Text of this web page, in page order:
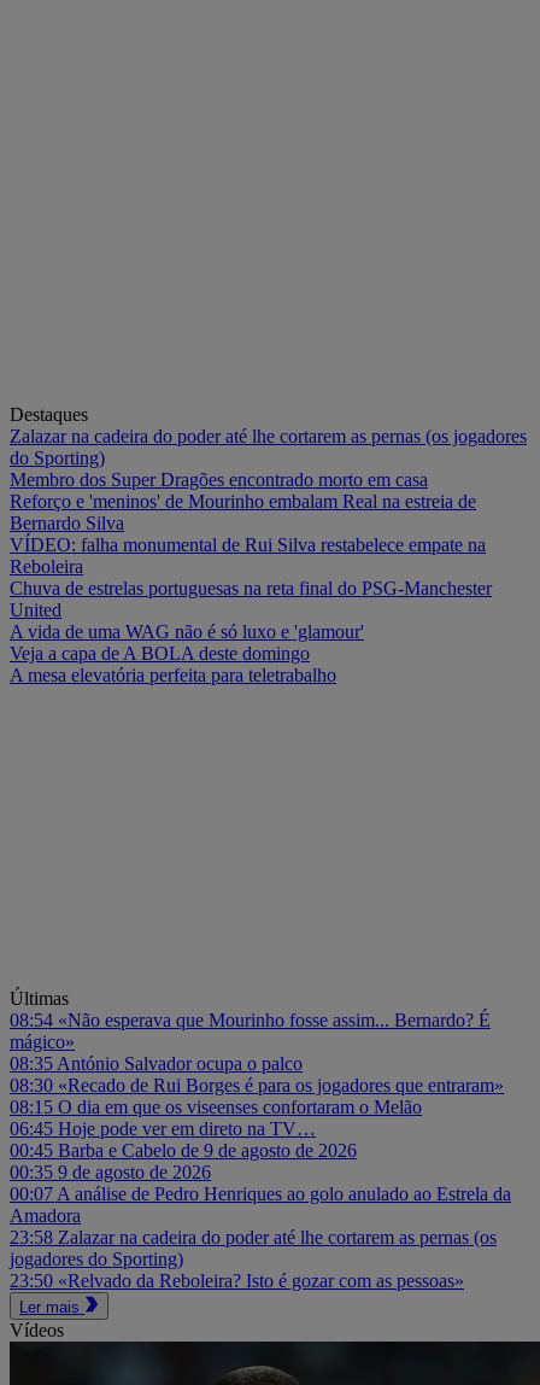
Destaques
Zalazar na cadeira do poder até lhe cortarem as pernas (os jogadores
do Sporting)
Membro dos Super Dragões encontrado morto em casa
Reforço e 'meninos' de Mourinho embalam Real na estreia de
Bernardo Silva
VÍDEO: falha monumental de Rui Silva restabelece empate na
Reboleira
Chuva de estrelas portuguesas na reta final do PSG-Manchester
United
A vida de uma WAG não é só luxo e 'glamour'
Veja a capa de A BOLA deste domingo
A mesa elevatória perfeita para teletrabalho
Últimas
08:54 «Não esperava que Mourinho fosse assim... Bernardo? É
mágico»
08:35 António Salvador ocupa o palco
08:30 «Recado de Rui Borges é para os jogadores que entraram»
08:15 O dia em que os viseenses confortaram o Melão
06:45 Hoje pode ver em direto na TV…
00:45 Barba e Cabelo de 9 de agosto de 2026
00:35 9 de agosto de 2026
00:07 A análise de Pedro Henriques ao golo anulado ao Estrela da
Amadora
23:58 Zalazar na cadeira do poder até lhe cortarem as pernas (os
jogadores do Sporting)
23:50 «Relvado da Reboleira? Isto é gozar com as pessoas»
Ler mais
Vídeos